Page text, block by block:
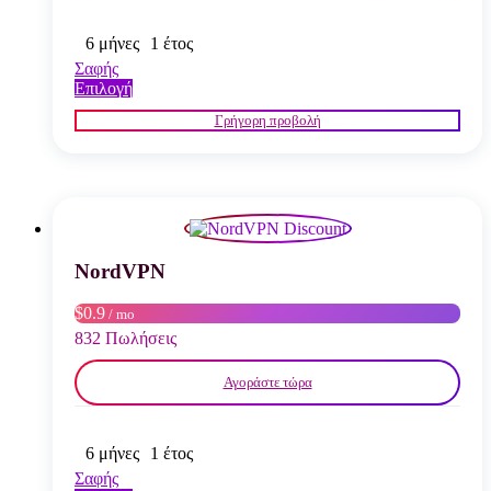
6 μήνες
1 έτος
Σαφής
ΕπιλογήΑυτό
το
προϊόν
επιλογές
να
επιλεγούν
στη
σελίδα
του
προϊόντος
Γρήγορη προβολή
NordVPN
$0.9 / mo
832 Πωλήσεις
Αγοράστε τώρα
6 μήνες
1 έτος
Σαφής